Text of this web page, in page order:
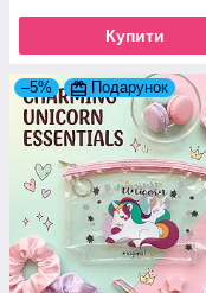
Купити
–5% Подарунок